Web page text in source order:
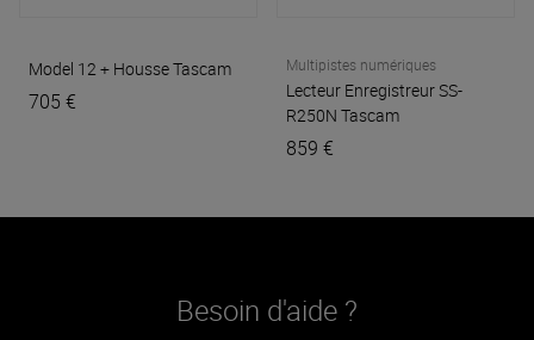
Model 12 + HousseTascam
705 €
Multipistes numériques
Lecteur Enregistreur SS-
R250N Tascam
859 €
Besoin d'aide ?